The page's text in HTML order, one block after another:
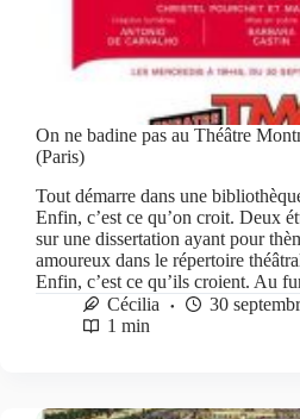
On ne badine pas au Théâtre
(Paris)
Tout démarre dans une
Enfin, c’est ce qu’on croit. Deux
sur une dissertation ayant pour
amoureux dans le répertoire
Enfin, c’est ce qu’ils croient. Au
Cécilia
30
1 min